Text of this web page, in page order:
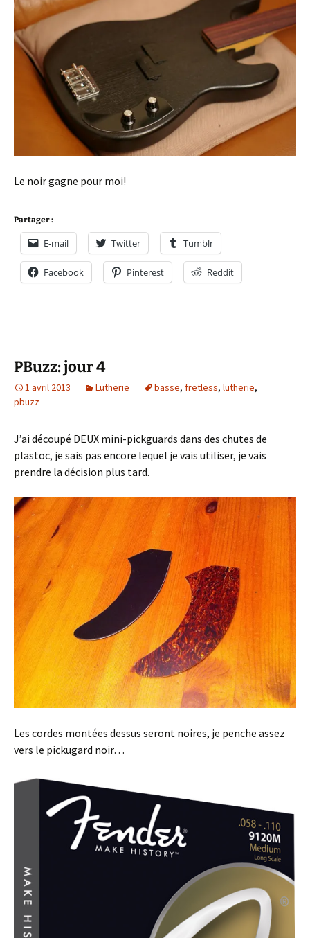
Le noir gagne pour moi!
Partager :
E-mail Twitter Tumblr
Facebook Pinterest Reddit
PBuzz: jour 4
1 avril 2013 Lutherie basse, fretless, lutherie,
pbuzz
J’ai découpé DEUX mini-pickguards dans des chutes de
plastoc, je sais pas encore lequel je vais utiliser, je vais
prendre la décision plus tard.
Les cordes montées dessus seront noires, je penche assez
vers le pickugard noir…